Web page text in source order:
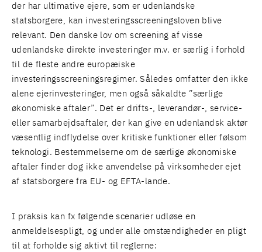
der har ultimative ejere, som er udenlandske
statsborgere, kan investeringsscreeningsloven blive
relevant. Den danske lov om screening af visse
udenlandske direkte investeringer m.v. er særlig i forhold
til de fleste andre europæiske
investeringsscreeningsregimer. Således omfatter den ikke
alene ejerinvesteringer, men også såkaldte ”særlige
økonomiske aftaler”. Det er drifts-, leverandør-, service-
eller samarbejdsaftaler, der kan give en udenlandsk aktør
væsentlig indflydelse over kritiske funktioner eller følsom
teknologi. Bestemmelserne om de særlige økonomiske
aftaler finder dog ikke anvendelse på virksomheder ejet
af statsborgere fra EU- og EFTA-lande.
I praksis kan fx følgende scenarier udløse en
anmeldelsespligt, og under alle omstændigheder en pligt
til at forholde sig aktivt til reglerne: